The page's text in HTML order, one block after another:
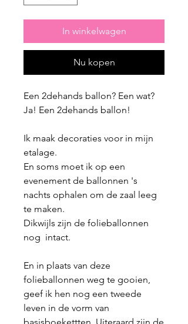
In winkelwagen
Nu kopen
Een 2dehands ballon? Een wat?
Ja! Een 2dehands ballon!
Ik maak decoraties voor in mijn
etalage.
En soms moet ik op een
evenement de ballonnen 's
nachts ophalen om de zaal leeg
te maken.
Dikwijls zijn de folieballonnen
nog intact.
En in plaats van deze
folieballonnen weg te gooien,
geef ik hen nog een tweede
leven in de vorm van